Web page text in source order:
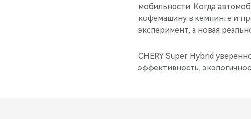
мобильности. Когда
кофемашину в кемпинге и
эксперимент, а новая
CHERY Super Hybrid
эффективность,